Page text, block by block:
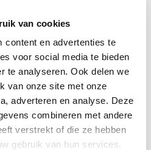
van cookies
content en advertenties te
voor social media te bieden
te analyseren. Ook delen we
van onze site met onze
adverteren en analyse. Deze
combineren met andere
verstrekt of die ze hebben
gebruik van hun services.